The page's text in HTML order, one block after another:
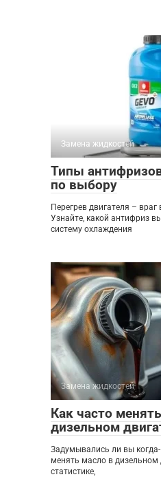
Замена жидкостей
Типы
по выбору
Перегрев двигателя –
Узнайте, какой антифриз
систему охлаждения
Замена жидкостей
Как часто
дизельном
Задумывались ли вы
менять масло в дизельном
статистике,